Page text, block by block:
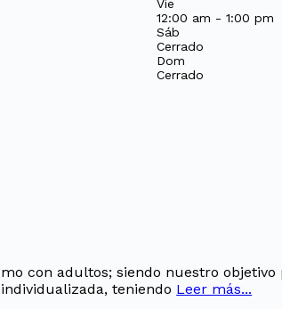
Vie
12:00 am - 1:00 pm
Sáb
Cerrado
Dom
Cerrado
con adultos; siendo nuestro
teniendo Leer más...